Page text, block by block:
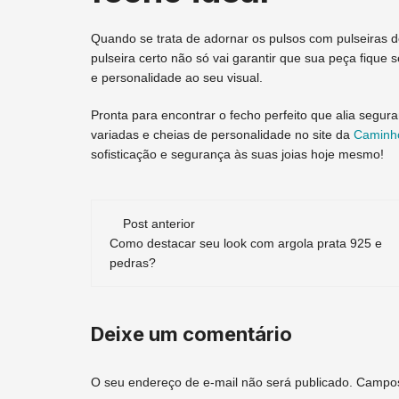
Quando se trata de adornar os pulsos com pulseiras
pulseira certo não só vai garantir que sua peça fique
e personalidade ao seu visual.
Pronta para encontrar o fecho perfeito que alia
variadas e cheias de personalidade no site da
sofisticação e segurança às suas joias hoje mesmo!
Navegação
de
Post anterior
Como destacar seu look com argola prata 925 e
pedras?
Deixe um comentário
O seu endereço de e-mail não será publicado.